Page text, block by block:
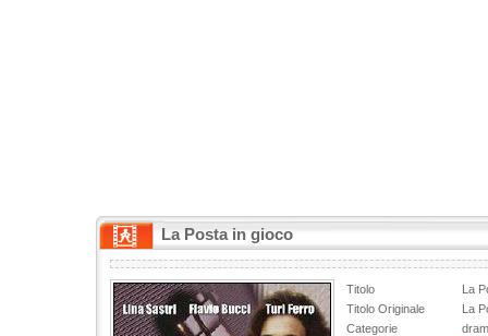
La Posta in gioco
Titolo
La
Titolo Originale
La
Categorie